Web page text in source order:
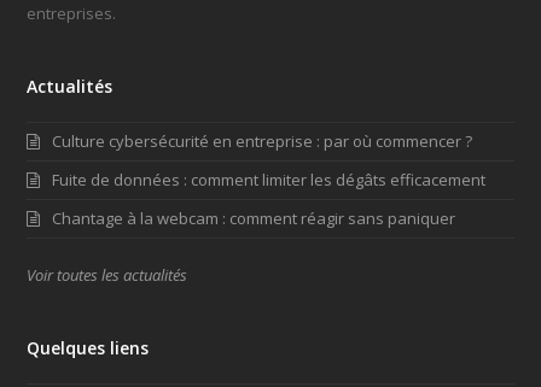
entreprises.
Actualités
Culture cybersécurité en entreprise : par où commencer ?
Fuite de données : comment limiter les dégâts efficacement
Chantage à la webcam : comment réagir sans paniquer
Voir toutes les actualités
Quelques liens